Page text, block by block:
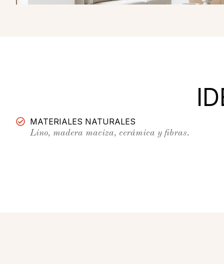
MATERIALES NATURALES
Lino, madera maciza, cerámica y fibras.